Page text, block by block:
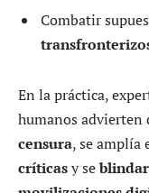
Combatir
En la práctica,
humanos advierten
censura, se amplía
críticasy se